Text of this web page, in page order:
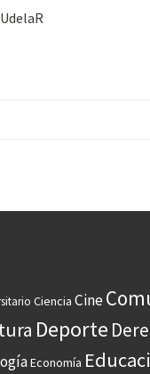
UdelaR
Ciencia Cine
Deporte
Economía